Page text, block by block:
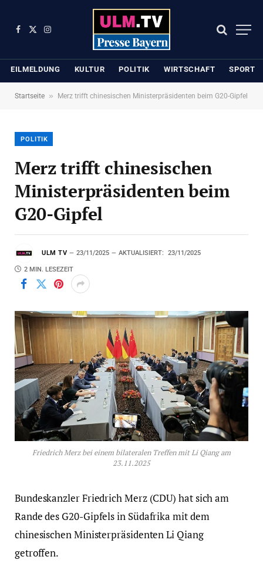
Facebook
X
Instagram
EILMELDUNG KULTUR POLITIK WIRTSCHAFT SPORT
Startseite » Merz trifft chinesischen Ministerpräsidenten beim G20-Gipfel
POLITIK
Merz trifft chinesischen
Ministerpräsidenten beim
G20-Gipfel
ULM TV 23/11/2025 AKTUALISIERT: 23/11/2025
2 MIN. LESEZEIT
Friedrich Merz bei einem bilateralen Treffen mit Li Qiang am
23.11.2025
Bundeskanzler Friedrich Merz (CDU) hat sich am
Rande des G20-Gipfels in Südafrika mit dem
chinesischen Ministerpräsidenten Li Qiang
getroffen.